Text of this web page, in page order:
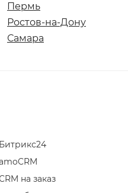
Пермь
Ростов-на-Дону
Самара
на заказ